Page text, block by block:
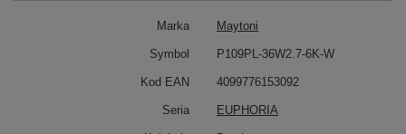
Marka Maytoni
Symbol P109PL-36W2.7-6K-W
Kod EAN 4099776153092
Seria EUPHORIA